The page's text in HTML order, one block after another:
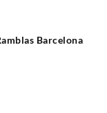
Barcelona